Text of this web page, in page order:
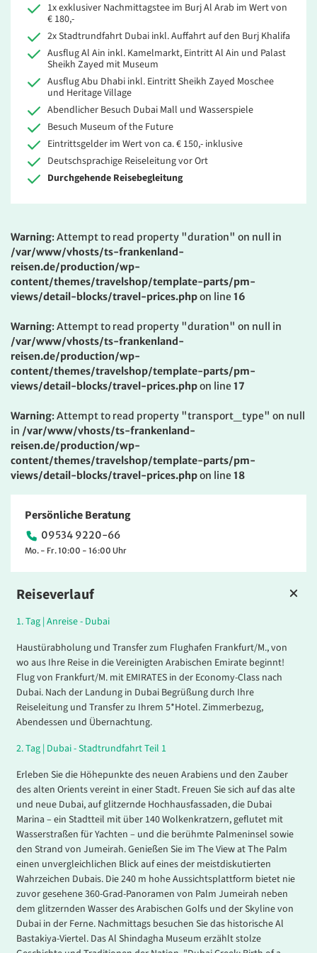
Reiseverlauf
1.Tag | Anreise - Dubai
Haustürabholung und Transfer zum Flughafen Frankfurt/M., von
wo aus Ihre Reise in die Vereinigten Arabischen Emirate beginnt!
Flug von Frankfurt/M. mit EMIRATES in der Economy-Class nach
Dubai. Nach der Landung in Dubai Begrüßung durch Ihre
Reiseleitung und Transfer zu Ihrem 5*Hotel. Zimmerbezug,
Abendessen und Übernachtung.
2.Tag | Dubai - Stadtrundfahrt Teil 1
Erleben Sie die Höhepunkte des neuen Arabiens und den Zauber
des alten Orients vereint in einer Stadt. Freuen Sie sich auf das alte
und neue Dubai, auf glitzernde Hochhausfassaden, die Dubai
Marina – ein Stadtteil mit über 140 Wolkenkratzern, geflutet mit
Wasserstraßen für Yachten – und die berühmte Palmeninsel sowie
den Strand von Jumeirah. Genießen Sie im The View at The Palm
einen unvergleichlichen Blick auf eines der meistdiskutierten
Wahrzeichen Dubais. Die 240 m hohe Aussichtsplattform bietet nie
zuvor gesehene 360-Grad-Panoramen von Palm Jumeirah neben
dem glitzernden Wasser des Arabischen Golfs und der Skyline von
Dubai in der Ferne. Nachmittags besuchen Sie das historische Al
Bastakiya-Viertel. Das Al Shindagha Museum erzählt stolze
1x exklusiver Nachmittagstee im Burj Al Arab im Wert von
€ 180,-
2x Stadtrundfahrt Dubai inkl. Auffahrt auf den Burj Khalifa
Ausflug Al Ain inkl. Kamelmarkt, Eintritt Al Ain und Palast
Sheikh Zayed mit Museum
Ausflug Abu Dhabi inkl. Eintritt Sheikh Zayed Moschee
und Heritage Village
Abendlicher Besuch Dubai Mall und Wasserspiele
Besuch Museum of the Future
Eintrittsgelder im Wert von ca. € 150,- inklusive
Deutschsprachige Reiseleitung vor Ort
Durchgehende Reisebegleitung
Warning: Attempt to read property "duration" on null in
/var/www/vhosts/ts-frankenland-
reisen.de/production/wp-
content/themes/travelshop/template-parts/pm-
views/detail-blocks/travel-prices.phpon line 16
Warning: Attempt to read property "duration" on null in
/var/www/vhosts/ts-frankenland-
reisen.de/production/wp-
content/themes/travelshop/template-parts/pm-
views/detail-blocks/travel-prices.phpon line 17
Warning: Attempt to read property "transport_type" on null
in /var/www/vhosts/ts-frankenland-
reisen.de/production/wp-
content/themes/travelshop/template-parts/pm-
views/detail-blocks/travel-prices.phpon line 18
Persönliche Beratung
09534 9220-66
Mo. - Fr. 10:00 - 16:00 Uhr